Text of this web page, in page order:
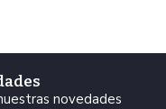
novedades